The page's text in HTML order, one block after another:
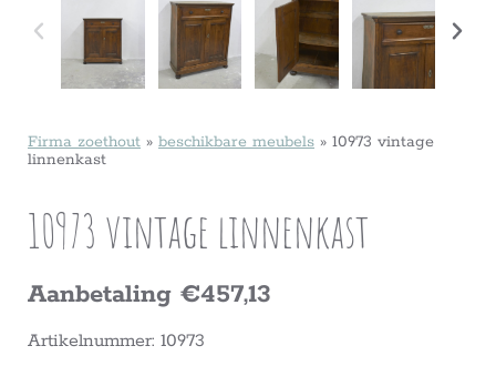
Firma zoethout » beschikbare meubels » 10973 vintage
linnenkast
10973 vintage linnenkast
Aanbetaling €457,13
Artikelnummer: 10973